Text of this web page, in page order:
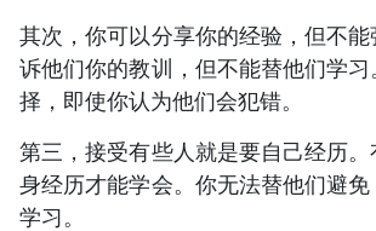
其次，你可以分享你的经验，但不
诉他们你的教训，但不能替他们学
择，即使你认为他们会犯错。
第三，接受有些人就是要自己经历
身经历才能学会。你无法替他们避
学习。